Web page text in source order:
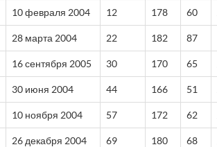
10 февраля 2004 12 178 60
28 марта 2004 22 182 87
16 сентября 2005 30 170 65
30 июня 2004 44 166 51
10 ноября 2004 57 172 62
26 декабря 2004 69 180 68